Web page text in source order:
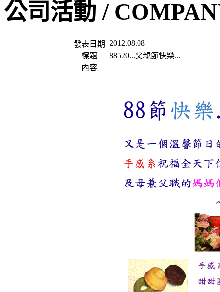
公司活動 /
發表日期
2012.08.08
標題
88520...父親節快樂...
內容